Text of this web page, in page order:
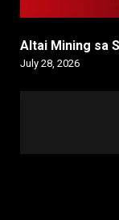
Altai Mining sa
July 28, 2026